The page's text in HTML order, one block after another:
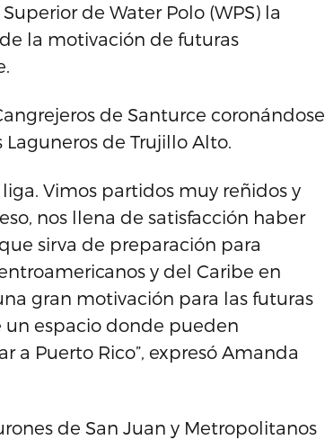
de Water Polo (WPS) la
la motivación de futuras
de Santurce coronándose
de Trujillo Alto.
Vimos partidos muy reñidos y
nos llena de satisfacción haber
sirva de preparación para
y del Caribe en
gran motivación para las futuras
un espacio donde pueden
a Puerto Rico”, expresó Amanda
de San Juan y Metropolitanos